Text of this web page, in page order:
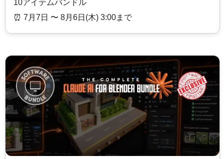
10アイテムバンドル
⏰️ 7月7日 〜 8月6日(木) 3:00まで